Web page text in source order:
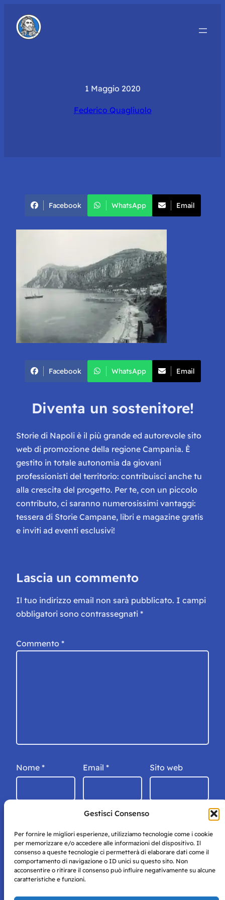
Gestisci Consenso
Per fornire le migliori esperienze, utilizziamo tecnologie come i cookie
per memorizzare e/o accedere alle informazioni del dispositivo. Il
consenso a queste tecnologie ci permetterà di elaborare dati come il
comportamento di navigazione o ID unici su questo sito. Non
acconsentire o ritirare il consenso può influire negativamente su alcune
caratteristiche e funzioni.
1 Maggio 2020
Federico Quagliuolo
Facebook WhatsApp Email
Facebook WhatsApp Email
Diventa un sostenitore!
Storie di Napoli è il più grande ed autorevole sito
web di promozione della regione Campania. È
gestito in totale autonomia da giovani
professionisti del territorio: contribuisci anche tu
alla crescita del progetto. Per te, con un piccolo
contributo, ci saranno numerosissimi vantaggi:
tessera di Storie Campane, libri e magazine gratis
e inviti ad eventi esclusivi!
Lascia un commento
Il tuo indirizzo email non sarà pubblicato. I campi
obbligatori sono contrassegnati *
Commento *
Nome * Email * Sito web